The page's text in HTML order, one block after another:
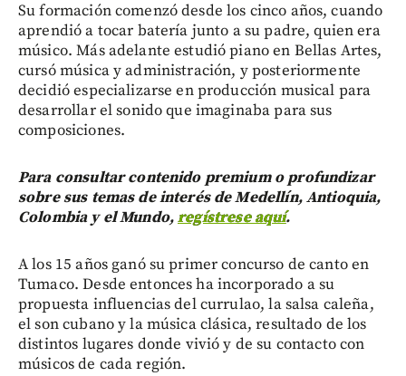
Su formación comenzó desde los cinco años, cuando
aprendió a tocar batería junto a su padre, quien era
músico. Más adelante estudió piano en Bellas Artes,
cursó música y administración, y posteriormente
decidió especializarse en producción musical para
desarrollar el sonido que imaginaba para sus
composiciones.
Para consultar contenido premium o profundizar
sobre sus temas de interés de Medellín, Antioquia,
Colombia y el Mundo,regístrese aquí.
A los 15 años ganó su primer concurso de canto en
Tumaco. Desde entonces ha incorporado a su
propuesta influencias del currulao, la salsa caleña,
el son cubano y la música clásica, resultado de los
distintos lugares donde vivió y de su contacto con
músicos de cada región.